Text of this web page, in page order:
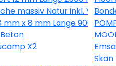
massiv Natur inkl.
mm x 8 mm Länge 900 mm
X2